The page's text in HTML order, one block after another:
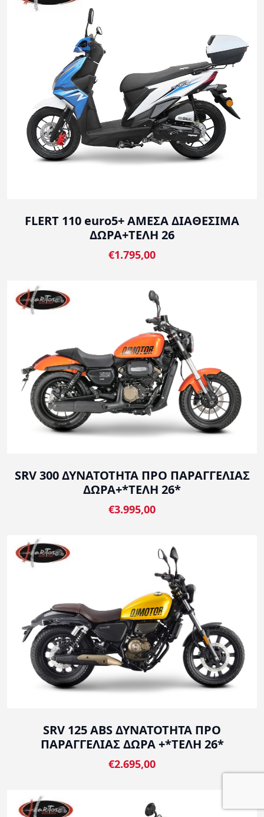
FLERT 110 euro5+ ΑΜΕΣΑ ΔΙΑΘΕΣΙΜΑ
ΔΩΡΑ+ΤΕΛΗ 26
€1.795,00
SRV 300 ΔΥΝΑΤΟΤΗΤΑ ΠΡΟ ΠΑΡΑΓΓΕΛΙΑΣ
ΔΩΡΑ+*ΤΕΛΗ 26*
€3.995,00
SRV 125 ABS ΔΥΝΑΤΟΤΗΤΑ ΠΡΟ
ΠΑΡΑΓΓΕΛΙΑΣ ΔΩΡΑ +*ΤΕΛΗ 26*
€2.695,00